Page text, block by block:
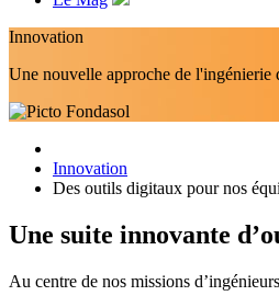
Innovation
Une nouvelle approche de l'ingénierie
Innovation
Des outils digitaux pour nos
Une suite innovante
Au centre de nos missions